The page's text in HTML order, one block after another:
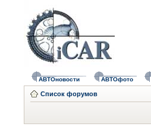
АВТОновости АВТОфото
Список форумов